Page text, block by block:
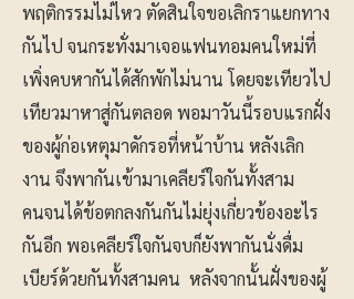
พฤติกรรมไม่ไหว ตัดสินใจขอเลิกราแยกทาง
กันไป จนกระทั่งมาเจอแฟนทอมคนใหม่ที่
เพิ่งคบหากันได้สักพักไม่นาน โดยจะเทียวไป
เทียวมาหาสู่กันตลอด พอมาวันนี้รอบแรกฝั่ง
ของผู้ก่อเหตุมาดักรอที่หน้าบ้าน หลังเลิก
งาน จึงพากันเข้ามาเคลียร์ใจกันทั้งสาม
คนจนได้ข้อตกลงกันกันไม่ยุ่งเกี่ยวข้องอะไร
กันอีก พอเคลียร์ใจกันจบก็ยังพากันนั่งดื่ม
เบียร์ด้วยกันทั้งสามคน หลังจากนั้นฝั่งของผู้